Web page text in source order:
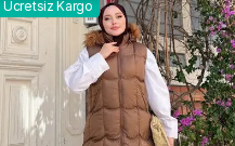
Ücretsiz Kargo